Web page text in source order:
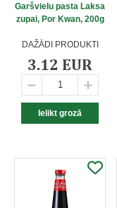
Garšvielu pasta Laksa
zupai, Por Kwan, 200g
DAŽĀDI PRODUKTI
3.12 EUR